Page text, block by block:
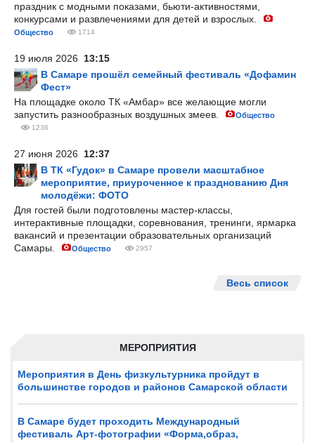
МЕРОПРИЯТИЯ
Мероприятия в День физкультурника пройдут в
большинстве городов и районов Самарской области
В Самаре будет проходить Международный
фестиваль Арт-фотографии «Форма,образ,
праздник с модными показами, бьюти-активностями,
конкурсами и развлечениями для детей и взрослых.
Общество 1714
19 июля 2026 13:15
В Самаре прошёл семейный фестиваль «Дофамин
Фест»
На площадке около ТК «Амбар» все желающие могли
запустить разнообразных воздушных змеев.
Общество
1236
27 июня 2026 12:37
В ТК «Гудок» в Самаре провели масштабное
мероприятие, приуроченное к празднованию Дня
молодёжи: ФОТО
Для гостей были подготовлены мастер-классы,
интерактивные площадки, соревнования, тренинги, ярмарка
вакансий и презентации образовательных организаций
Самары.
Общество 2957
Весь список